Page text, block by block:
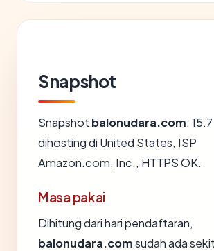
Snapshot
Snapshot balonudara.com:
dihosting di United States, ISP
Amazon.com, Inc., HTTPS OK.
Masa pakai
Dihitung dari hari pendaftaran,
balonudara.comsudah ada